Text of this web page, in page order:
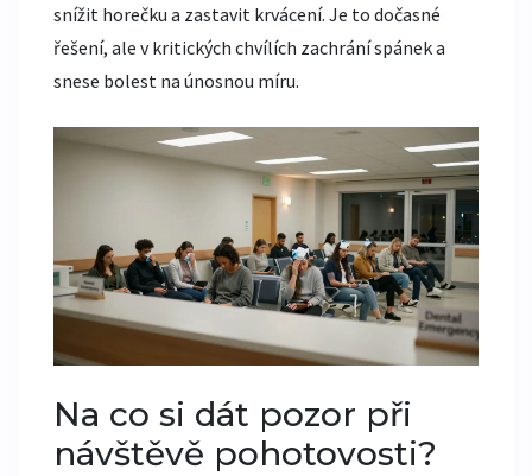
snížit horečku a zastavit krvácení. Je to dočasné
řešení, ale v kritických chvílích zachrání spánek a
snese bolest na únosnou míru.
Na co si dát pozor při
návštěvě pohotovosti?